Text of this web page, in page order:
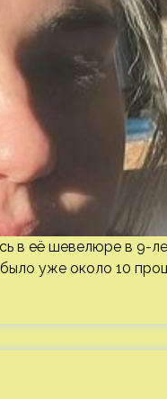
в её шевелюре в 9-
уже около 10